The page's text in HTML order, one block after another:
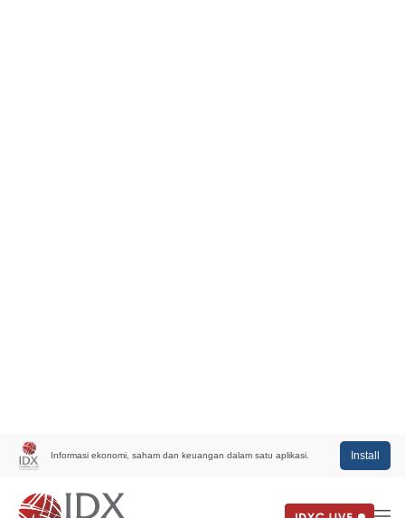
Informasi ekonomi, saham dan keuangan dalam satu aplikasi. Install